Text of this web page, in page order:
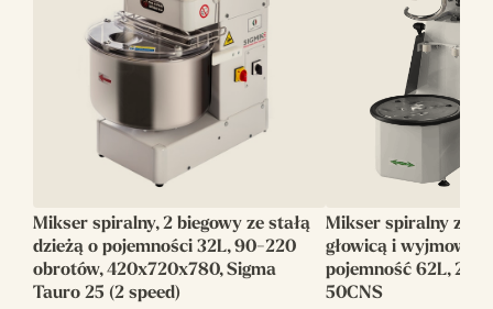
Wysokość (mm) 760
Pojemność (L) 32
Pojemność mąki
max (kg)
16
Ilość biegów
Zakres pracy
(obr/minutę)
102-210
Zasilanie
Mikser spiralny, 2 biegowy ze stałą
dzieżą o pojemności 32L, 90-220
obrotów, 420x720x780, Sigma
Tauro 25 (2 speed)
Mikser spiralny z
głowicą i
pojemność 62L, 2
50CNS